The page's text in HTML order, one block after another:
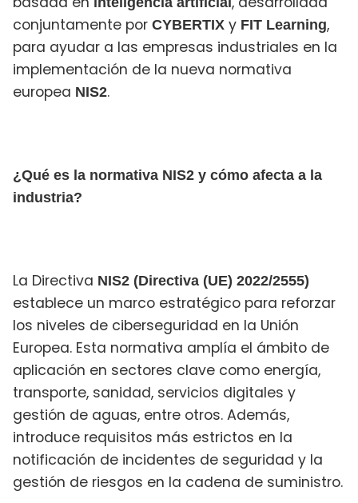
conjuntamente por CYBERTIX y FIT Learning,
para ayudar a las empresas industriales en la
implementación de la nueva normativa
europea NIS2.
¿Qué es la normativa NIS2 y cómo afecta a la
industria?
La Directiva NIS2 (Directiva (UE) 2022/2555)
establece un marco estratégico para reforzar
los niveles de ciberseguridad en la Unión
Europea. Esta normativa amplía el ámbito de
aplicación en sectores clave como energía,
transporte, sanidad, servicios digitales y
gestión de aguas, entre otros. Además,
introduce requisitos más estrictos en la
notificación de incidentes de seguridad y la
gestión de riesgos en la cadena de suministro.